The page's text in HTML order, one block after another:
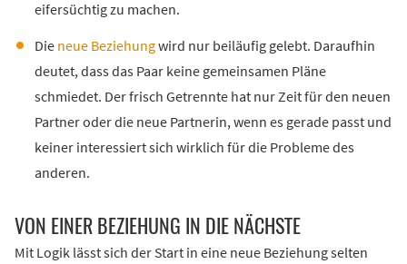
eifersüchtig zu machen.
Die neue Beziehungwird nur beiläufig gelebt. Daraufhin
deutet, dass das Paar keine gemeinsamen Pläne
schmiedet. Der frisch Getrennte hat nur Zeit für den neuen
Partner oder die neue Partnerin, wenn es gerade passt und
keiner interessiert sich wirklich für die Probleme des
anderen.
VON EINER BEZIEHUNG IN DIE NÄCHSTE
Mit Logik lässt sich der Start in eine neue Beziehung selten